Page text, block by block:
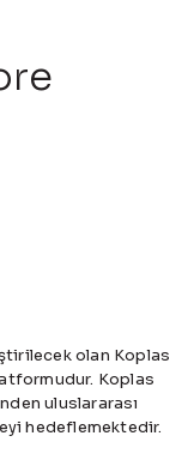
olan Koplas
Koplas
uluslararası
hedeflemektedir.